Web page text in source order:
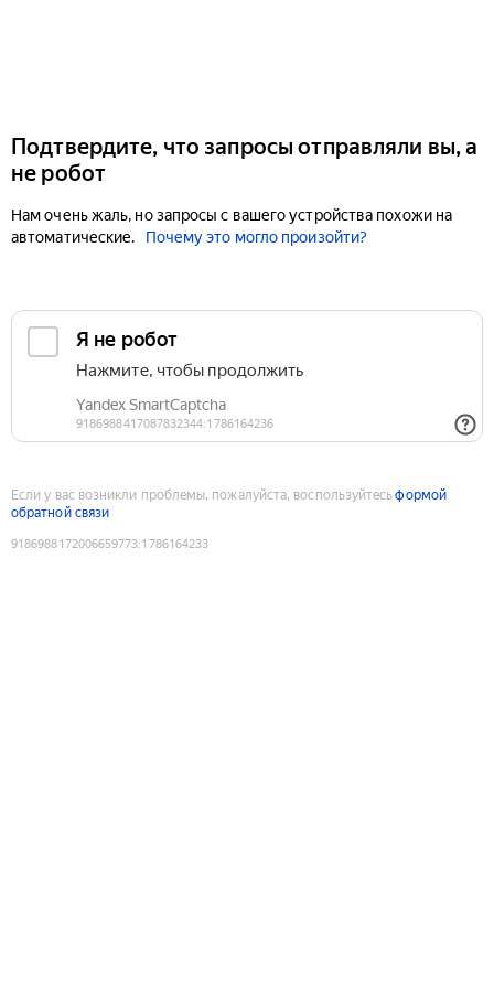
Подтвердите, что запросы отправляли вы, а
не робот
Нам очень жаль, но запросы с вашего устройства похожи на
автоматические.
Почему это могло произойти?
Если у вас возникли проблемы, пожалуйста, воспользуйтесьформой
обратной связи
9186988172006659773:1786164233